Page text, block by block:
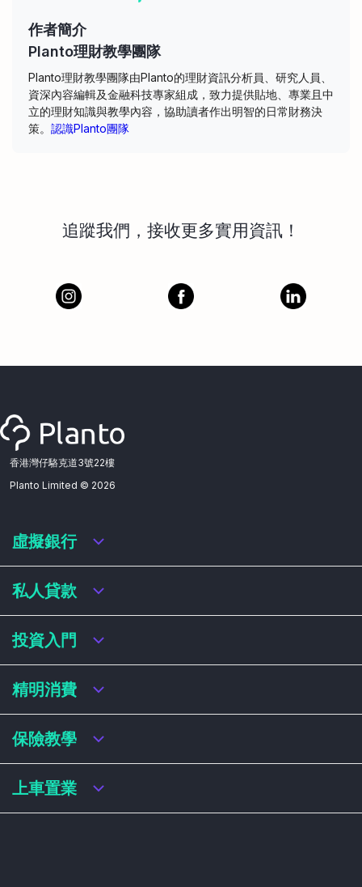
作者簡介
Planto理財教學團隊
Planto理財教學團隊由Planto的理財資訊分析員、研究人員、
資深內容編輯及金融科技專家組成，致力提供貼地、專業且中
立的理財知識與教學內容，協助讀者作出明智的日常財務決
策。 認識Planto團隊
追蹤我們，接收更多實用資訊！
香港灣仔駱克道3號22樓
Planto Limited © 2026
虛擬銀行
虛擬銀行迎新優惠
虛擬銀行存款利率比較
虛擬銀行銀扣賬卡 / 信用卡
虛擬銀行貸款
私人貸款
私人貸款年利率比較
網上即批貸款
結餘轉戶
稅務貸款
財務公司貸款
投資入門
港股戶口收費及迎新優惠
基金平台比較
買加密貨幣教學
精明消費
網購信用卡
飛行里數信用卡
學生信用卡
保險教學
買保險基本概念
上車置業